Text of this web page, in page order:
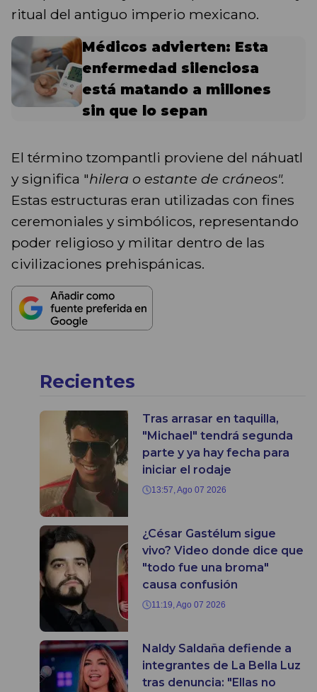
ritual del antiguo imperio mexicano.
Médicos advierten: Esta
enfermedad silenciosa
está matando a millones
sin que lo sepan
El término tzompantli proviene del náhuatl
y significa "hilera o estante de cráneos".
Estas estructuras eran utilizadas con fines
ceremoniales y simbólicos, representando
poder religioso y militar dentro de las
civilizaciones prehispánicas.
Recientes
Tras arrasar en taquilla,
"Michael" tendrá segunda
parte y ya hay fecha para
iniciar el rodaje
13:57, Ago 07 2026
¿César Gastélum sigue
vivo? Video donde dice que
"todo fue una broma"
causa confusión
11:19, Ago 07 2026
Naldy Saldaña defiende a
integrantes de La Bella Luz
tras denuncia: "Ellas no